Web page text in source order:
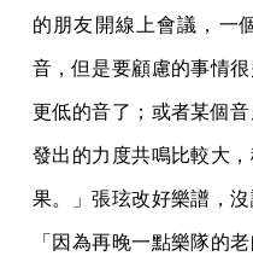
的朋友開線上會議，一
音，但是要顧慮的事情
更低的音了；或者某個
發出的力度共鳴比較大
果。」張玹改好樂譜，
「因為再晚一點樂隊的